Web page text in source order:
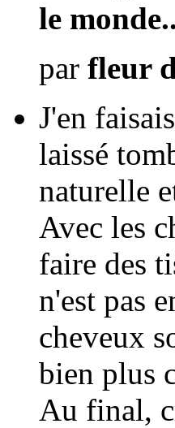
le
par fleur
J'en
laissé
naturelle
Avec les
faire des
n'est pas
cheveux
bien plus
Au final,